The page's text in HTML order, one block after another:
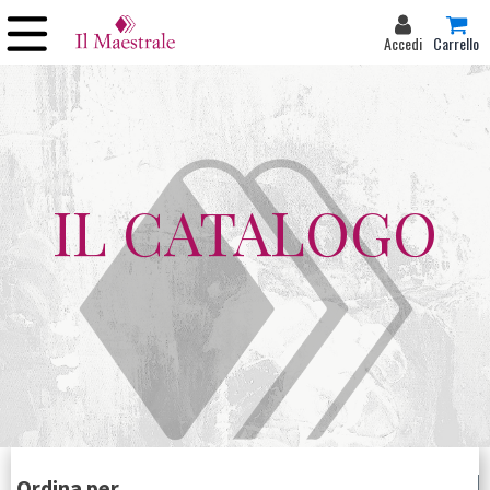
Accedi Carrello
IL CATALOGO